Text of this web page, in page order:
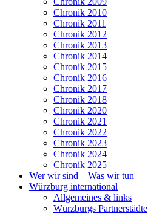
Chronik 2010
Chronik 2011
Chronik 2012
Chronik 2013
Chronik 2014
Chronik 2015
Chronik 2016
Chronik 2017
Chronik 2018
Chronik 2020
Chronik 2021
Chronik 2022
Chronik 2023
Chronik 2024
Chronik 2025
Wer wir sind – Was wir tun
Würzburg international
Allgemeines & links
Würzburgs Partnerstädte